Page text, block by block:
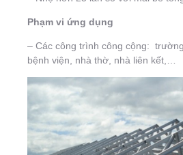
Phạm vi ứng dụng
– Các công trình công cộng:
bệnh viện, nhà thờ, nhà liên kết,…